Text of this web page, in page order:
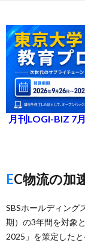
月刊LOGI-BIZ 7
EC物流の
SBSホールディング
期）の3年間を対象
2025」を策定したと